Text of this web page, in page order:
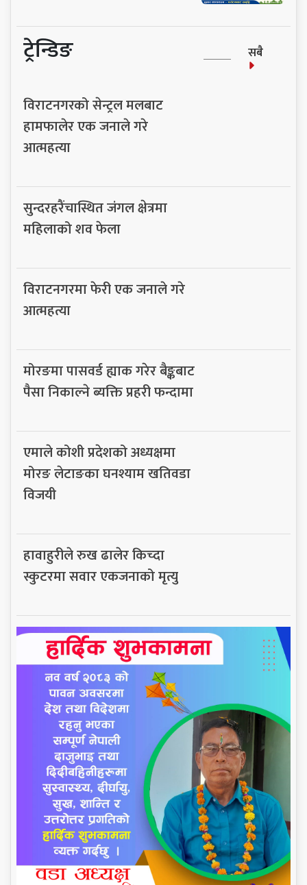
ट्रेन्डिङ सबै
विराटनगरको सेन्ट्रल मलबाट
हामफालेर एक जनाले गरे
आत्महत्या
सुन्दरहरैंचास्थित जंगल क्षेत्रमा
महिलाको शव फेला
विराटनगरमा फेरी एक जनाले गरे
आत्महत्या
मोरङमा पासवर्ड ह्याक गरेर बैङ्कबाट
पैसा निकाल्ने ब्यक्ति प्रहरी फन्दामा
एमाले कोशी प्रदेशको अध्यक्षमा
मोरङ लेटाङका घनश्याम खतिवडा
विजयी
हावाहुरीले रुख ढालेर किच्दा
स्कुटरमा सवार एकजनाको मृत्यु